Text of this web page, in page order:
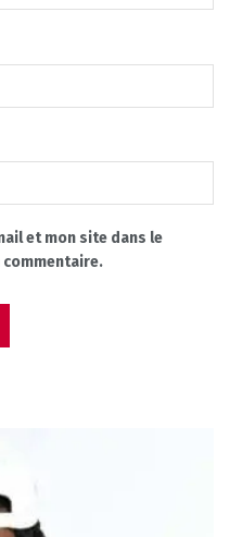
et mon site dans le